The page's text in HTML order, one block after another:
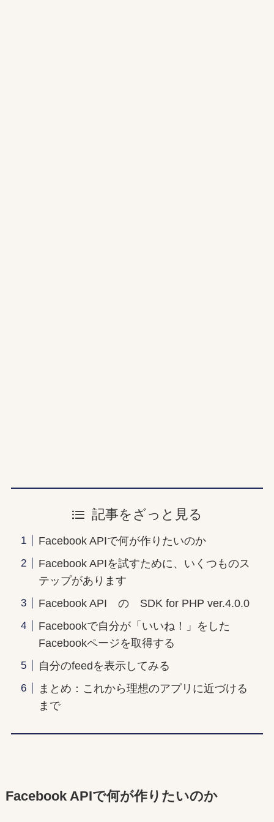
記事をざっと見る
Facebook APIで何が作りたいのか
Facebook APIを試すために、いくつものス
テップがあります
Facebook API の SDK for PHP ver.4.0.0
Facebookで自分が「いいね！」をした
Facebookページを取得する
自分のfeedを表示してみる
まとめ：これから理想のアプリに近づける
まで
Facebook APIで何が作りたいのか